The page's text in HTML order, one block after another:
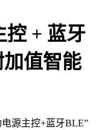
控 + 蓝牙
加值智能
源主控+蓝牙BLE”